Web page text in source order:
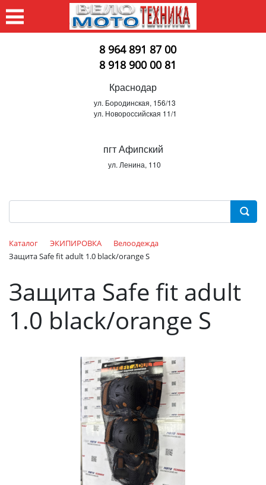
8 964 891 87 00
8 918 900 00 81
Краснодар
ул. Бородинская, 156/13
ул. Новороссийская 11/1
пгт Афипский
ул. Ленина, 110
Каталог ЭКИПИРОВКА
Велоодежда
Защита Safe fit adult 1.0 black/orange S
Защита Safe fit adult
1.0 black/orange S